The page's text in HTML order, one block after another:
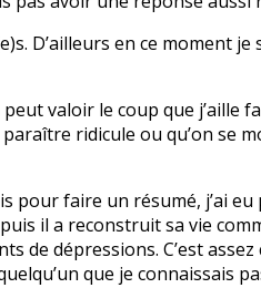
D’ailleurs en ce moment je
peut valoir le coup que j’aille
ridicule ou qu’on se
faire un résumé, j’ai eu
il a reconstruit sa vie
de dépressions. C’est
que je connaissais